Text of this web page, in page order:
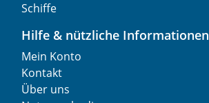
Schiffe
Hilfe & nützliche Informationen
Mein Konto
Kontakt
Über uns